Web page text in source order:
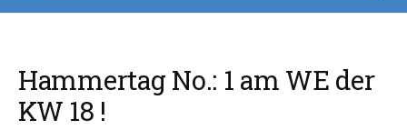
Hammertag No.: 1 am WE der
KW 18 !